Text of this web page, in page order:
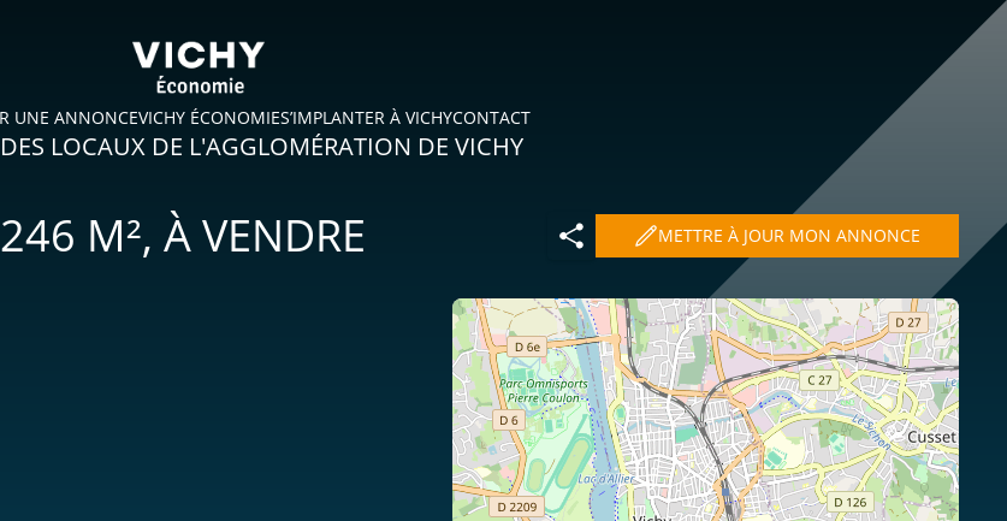
UNE ANNONCEVICHY ÉCONOMIES’IMPLANTER À VICHYCONTACT
LOCAUX DE L'AGGLOMÉRATION DE VICHY
M², À VENDRE METTRE À JOUR MON ANNONCE